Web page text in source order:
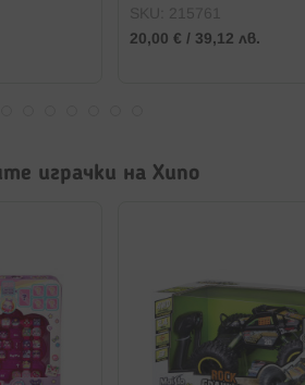
20,00 € / 39,12 лв.
играчки на Хипо